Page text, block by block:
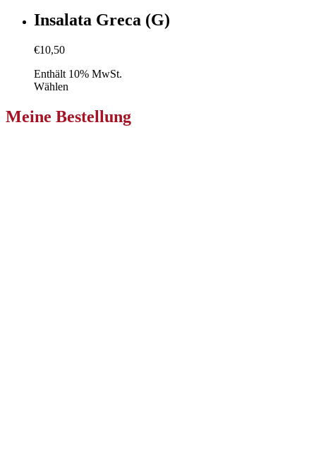
Insalata Greca (G)
€10,50
Enthält 10% MwSt.
Wählen
Meine Bestellung